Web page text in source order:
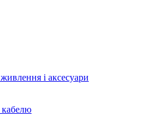
і аксесуари